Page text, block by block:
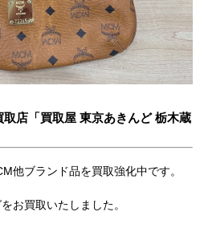
店「買取屋 東京あきんど 栃木蔵
他ブランド品を買取強化中です。
お買取いたしました。